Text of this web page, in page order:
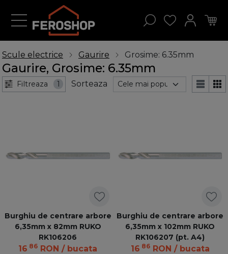
Scule electrice Gaurire Grosime: 6.35mm
Gaurire, Grosime: 6.35mm
Filtreaza 1 Sorteaza
Burghiu de centrare arbore
6,35mm x 82mm RUKO
RK106206
16 86 RON / bucata
Burghiu de centrare arbore
6,35mm x 102mm RUKO
RK106207 (pt. A4)
16 86 RON / bucata